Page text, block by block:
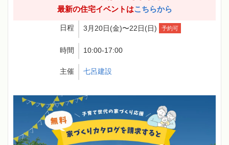
最新の住宅イベントはこちらから
日程 3月20日(金)〜22日(日) 予約可
時間 10:00-17:00
主催 七呂建設